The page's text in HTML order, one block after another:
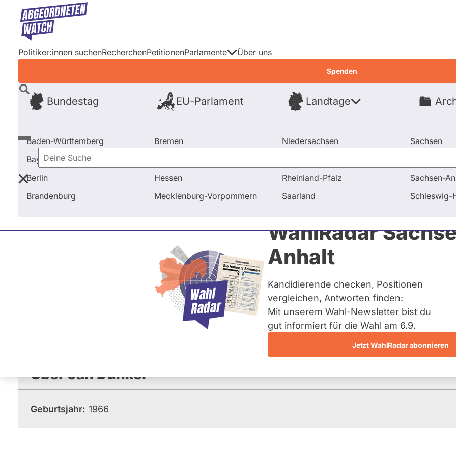
Direkt
Inhalt
Politiker:innen suchenRecherchenPetitionenParlamente
Bundestag EU-Parlament Landtage
Baden-Württemberg
Bayern
Berlin
Brandenburg
Bremen
Hessen
Mecklenburg-Vorpommern
Niedersachsen
Rheinland-Pfalz
Saarland
Sachsen
Sachsen-
Schleswig-
Über uns
Spenden
Deine
Suche
WahlRadar
Anhalt
Kandidierende checken, Positionen
vergleichen, Antworten finden:
Mit unserem Wahl-Newsletter bist du
gut informiert für die Wahl am 6.9.
Jetzt WahlRadar abonnieren
Startseite Frage stellen Jan Dunker
Jan Dunker
Dieser Politiker hat kein aktuelles und kein zukünftiges
Mandat und keine Direktandidatur auf Landes-, Bundes-
oder EU-Ebene. Mögliche Kandidaturen über eine
Wahlliste werden bei uns nicht erfasst.
Über Jan Dunker
Geburtsjahr 1966